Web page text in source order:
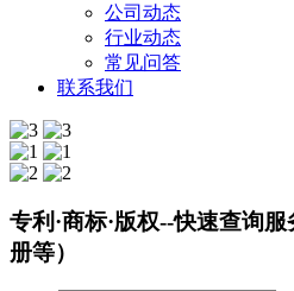
公司动态
行业动态
常见问答
联系我们
专利·商标·版权--快速查询
册等）